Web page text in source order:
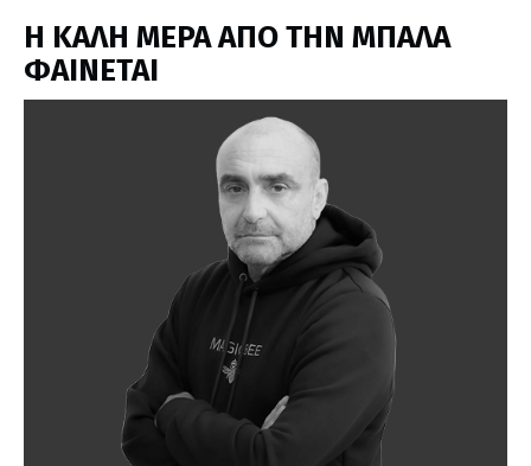
H ΚΑΛΗ ΜΕΡΑ ΑΠΟ ΤΗΝ ΜΠΑΛΑ
ΦΑΙΝΕΤΑΙ